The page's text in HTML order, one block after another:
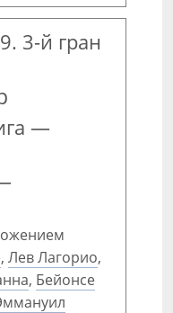
3-й гран
—
, Лев Лагорио,
, Бейонсе